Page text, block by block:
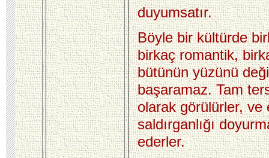
duyumsatır.
Böyle bir kültürde
birkaç romantik,
bütünün yüzünü
başaramaz. Tam
olarak görülürler, ve
saldırganlığı
ederler.